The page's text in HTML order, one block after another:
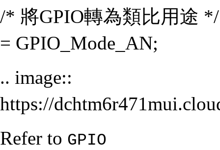
/* 將GPIO轉為類比用途
= GPIO_Mode_AN;
.. image::
https://
Refer to GPIO